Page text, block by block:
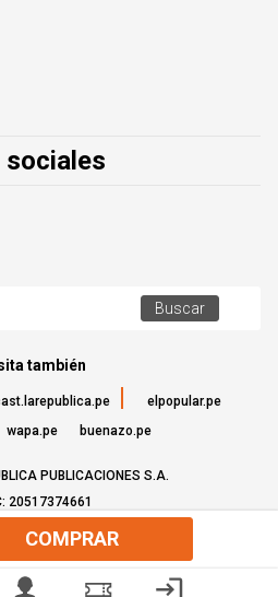
sociales
Buscar
también
elpopular.pe
wapa.pe buenazo.pe
PUBLICACIONES S.A.
20517374661
reservados - 2022
COMPRAR